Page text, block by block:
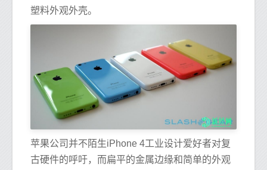
塑料外观外壳。
苹果公司并不陌生iPhone 4工业设计爱好者对复
古硬件的呼吁，而扁平的金属边缘和简单的外观